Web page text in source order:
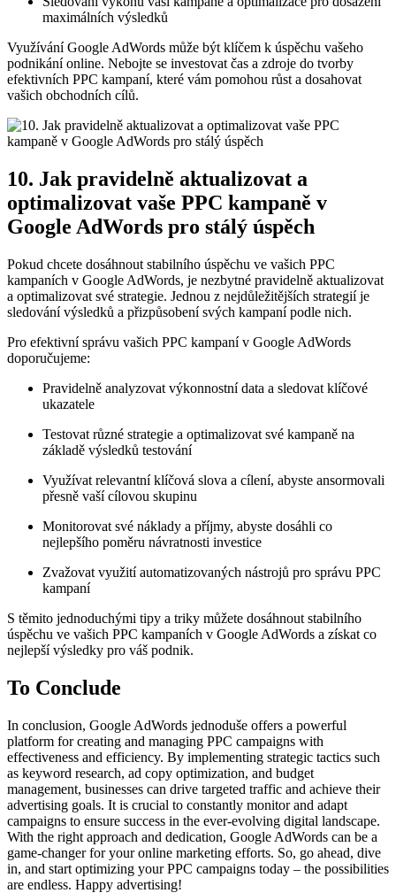
maximálních výsledků
Využívání Google AdWords může být klíčem k úspěchu vašeho
podnikání online. Nebojte se investovat čas a zdroje do tvorby
efektivních PPC kampaní, které vám pomohou růst a dosahovat
vašich obchodních cílů.
10. Jak pravidelně aktualizovat a
optimalizovat vaše PPC kampaně v
Google AdWords pro stálý úspěch
Pokud chcete dosáhnout stabilního úspěchu ve vašich PPC
kampaních v Google AdWords, je nezbytné pravidelně aktualizovat
a optimalizovat své strategie. Jednou z nejdůležitějších strategií je
sledování výsledků a přizpůsobení svých kampaní podle nich.
Pro efektivní správu vašich PPC kampaní v Google AdWords
doporučujeme:
Pravidelně analyzovat výkonnostní data a sledovat klíčové
ukazatele
Testovat různé strategie a optimalizovat své kampaně na
základě výsledků testování
Využívat relevantní klíčová slova a cílení, abyste ansormovali
přesně vaší cílovou skupinu
Monitorovat své náklady a příjmy, abyste dosáhli co
nejlepšího poměru návratnosti investice
Zvažovat využití automatizovaných nástrojů pro správu PPC
kampaní
S těmito jednoduchými tipy a triky můžete dosáhnout stabilního
úspěchu ve vašich PPC kampaních v Google AdWords a získat co
nejlepší výsledky pro váš podnik.
To Conclude
In conclusion, Google AdWords jednoduše offers a powerful
platform for creating and managing PPC campaigns with
effectiveness and efficiency. By implementing strategic tactics such
as keyword research, ad copy optimization, and budget
management, businesses can drive targeted traffic and achieve their
advertising goals. It is crucial to constantly monitor and adapt
campaigns to ensure success in the ever-evolving digital landscape.
With the right approach and dedication, Google AdWords can be a
game-changer for your online marketing efforts. So, go ahead, dive
in, and start optimizing your PPC campaigns today – the possibilities
are endless. Happy advertising!